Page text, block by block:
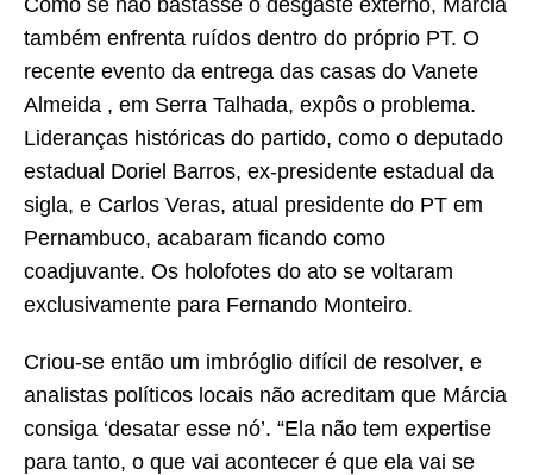
Como se não bastasse o desgaste externo, Márcia
também enfrenta ruídos dentro do próprio PT. O
recente evento da entrega das casas do Vanete
Almeida , em Serra Talhada, expôs o problema.
Lideranças históricas do partido, como o deputado
estadual Doriel Barros, ex-presidente estadual da
sigla, e Carlos Veras, atual presidente do PT em
Pernambuco, acabaram ficando como
coadjuvante. Os holofotes do ato se voltaram
exclusivamente para Fernando Monteiro.
Criou-se então um imbróglio difícil de resolver, e
analistas políticos locais não acreditam que Márcia
consiga ‘desatar esse nó’. “Ela não tem expertise
para tanto, o que vai acontecer é que ela vai se